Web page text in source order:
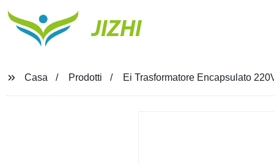
JIZHI
Casa Prodotti Ei Trasformatore Encapsulato